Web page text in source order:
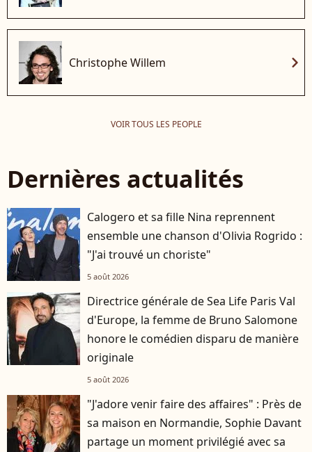
Christophe Willem chevron_right
VOIR TOUS LES PEOPLE
Dernières actualités
Calogero et sa fille Nina reprennent
ensemble une chanson d'Olivia Rogrido :
"J'ai trouvé un choriste"
5 août 2026
Directrice générale de Sea Life Paris Val
d'Europe, la femme de Bruno Salomone
honore le comédien disparu de manière
originale
5 août 2026
"J'adore venir faire des affaires" : Près de
sa maison en Normandie, Sophie Davant
partage un moment privilégié avec sa